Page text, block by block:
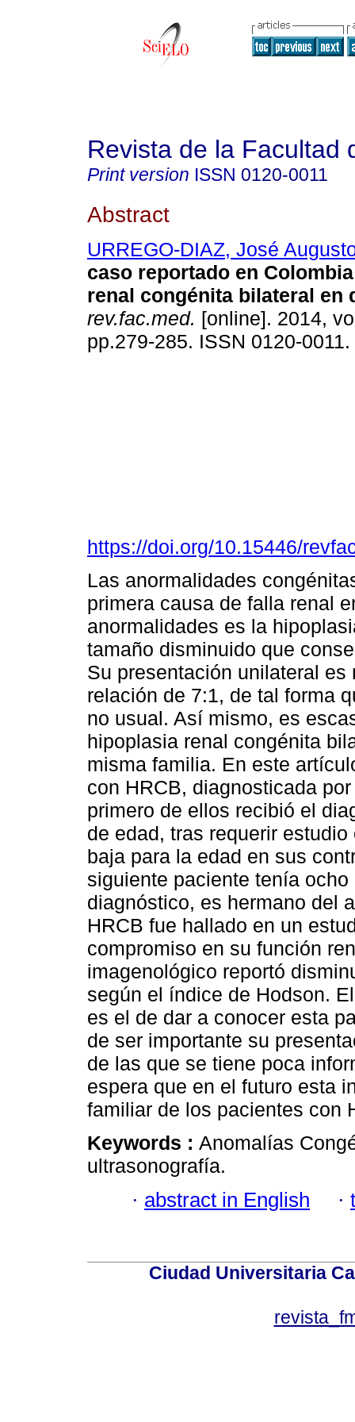
Revista de la Facultad
Print version ISSN 0120-0011
Abstract
URREGO-DIAZ, José
caso reportado en
renal congénita bilateral en
rev.fac.med. [online]. 2014,
pp.279-285. ISSN 0120-0011.
https://doi.org/10.15446/
Las anormalidades
primera causa de falla renal
anormalidades es la
tamaño disminuido que
Su presentación unilateral
relación de 7:1, de tal forma
no usual. Así mismo, es
hipoplasia renal congénita
misma familia. En este
con HRCB, diagnosticada
primero de ellos recibió el
de edad, tras requerir
baja para la edad en sus
siguiente paciente tenía
diagnóstico, es hermano del
HRCB fue hallado en un
compromiso en su función
imagenológico reportó
según el índice de Hodson.
es el de dar a conocer esta
de ser importante su
de las que se tiene poca
espera que en el futuro esta
familiar de los pacientes con
Keywords : Anomalías
ultrasonografía.
· abstract in English ·
Ciudad Universitaria